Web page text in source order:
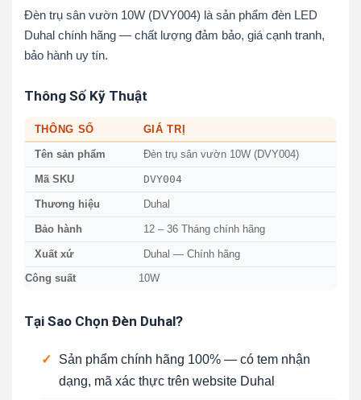
Đèn trụ sân vườn 10W (DVY004) là sản phẩm đèn LED
Duhal chính hãng — chất lượng đảm bảo, giá cạnh tranh,
bảo hành uy tín.
Thông Số Kỹ Thuật
THÔNG SỐ GIÁ TRỊ
Tên sản phẩm Đèn trụ sân vườn 10W (DVY004)
Mã SKU DVY004
Thương hiệu Duhal
Bảo hành 12 – 36 Tháng chính hãng
Xuất xứ Duhal — Chính hãng
Công suất 10W
Tại Sao Chọn Đèn Duhal?
✓
Sản phẩm chính hãng 100% — có tem nhận
dạng, mã xác thực trên website Duhal